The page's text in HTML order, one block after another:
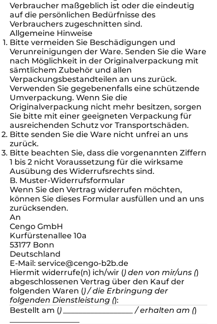
Verbraucher maßgeblich ist oder die eindeutig
auf die persönlichen Bedürfnisse des
Verbrauchers zugeschnitten sind.
Allgemeine Hinweise
Bitte vermeiden Sie Beschädigungen und
Verunreinigungen der Ware. Senden Sie die Ware
nach Möglichkeit in der Originalverpackung mit
sämtlichem Zubehör und allen
Verpackungsbestandteilen an uns zurück.
Verwenden Sie gegebenenfalls eine schützende
Umverpackung. Wenn Sie die
Originalverpackung nicht mehr besitzen, sorgen
Sie bitte mit einer geeigneten Verpackung für
ausreichenden Schutz vor Transportschäden.
Bitte senden Sie die Ware nicht unfrei an uns
zurück.
Bitte beachten Sie, dass die vorgenannten Ziffern
1 bis 2 nicht Voraussetzung für die wirksame
Ausübung des Widerrufsrechts sind.
B. Muster-Widerrufsformular
Wenn Sie den Vertrag widerrufen möchten,
können Sie dieses Formular ausfüllen und an uns
zurücksenden.
An
Cengo GmbH
Kurfürstenallee 10a
53177 Bonn
Deutschland
E-Mail: service@cengo-b2b.de
Hiermit widerrufe(n) ich/wir () den von mir/uns ()
abgeschlossenen Vertrag über den Kauf der
folgenden Waren () / die Erbringung der
folgenden Dienstleistung ():
Bestellt am () __________________ / erhalten am ()